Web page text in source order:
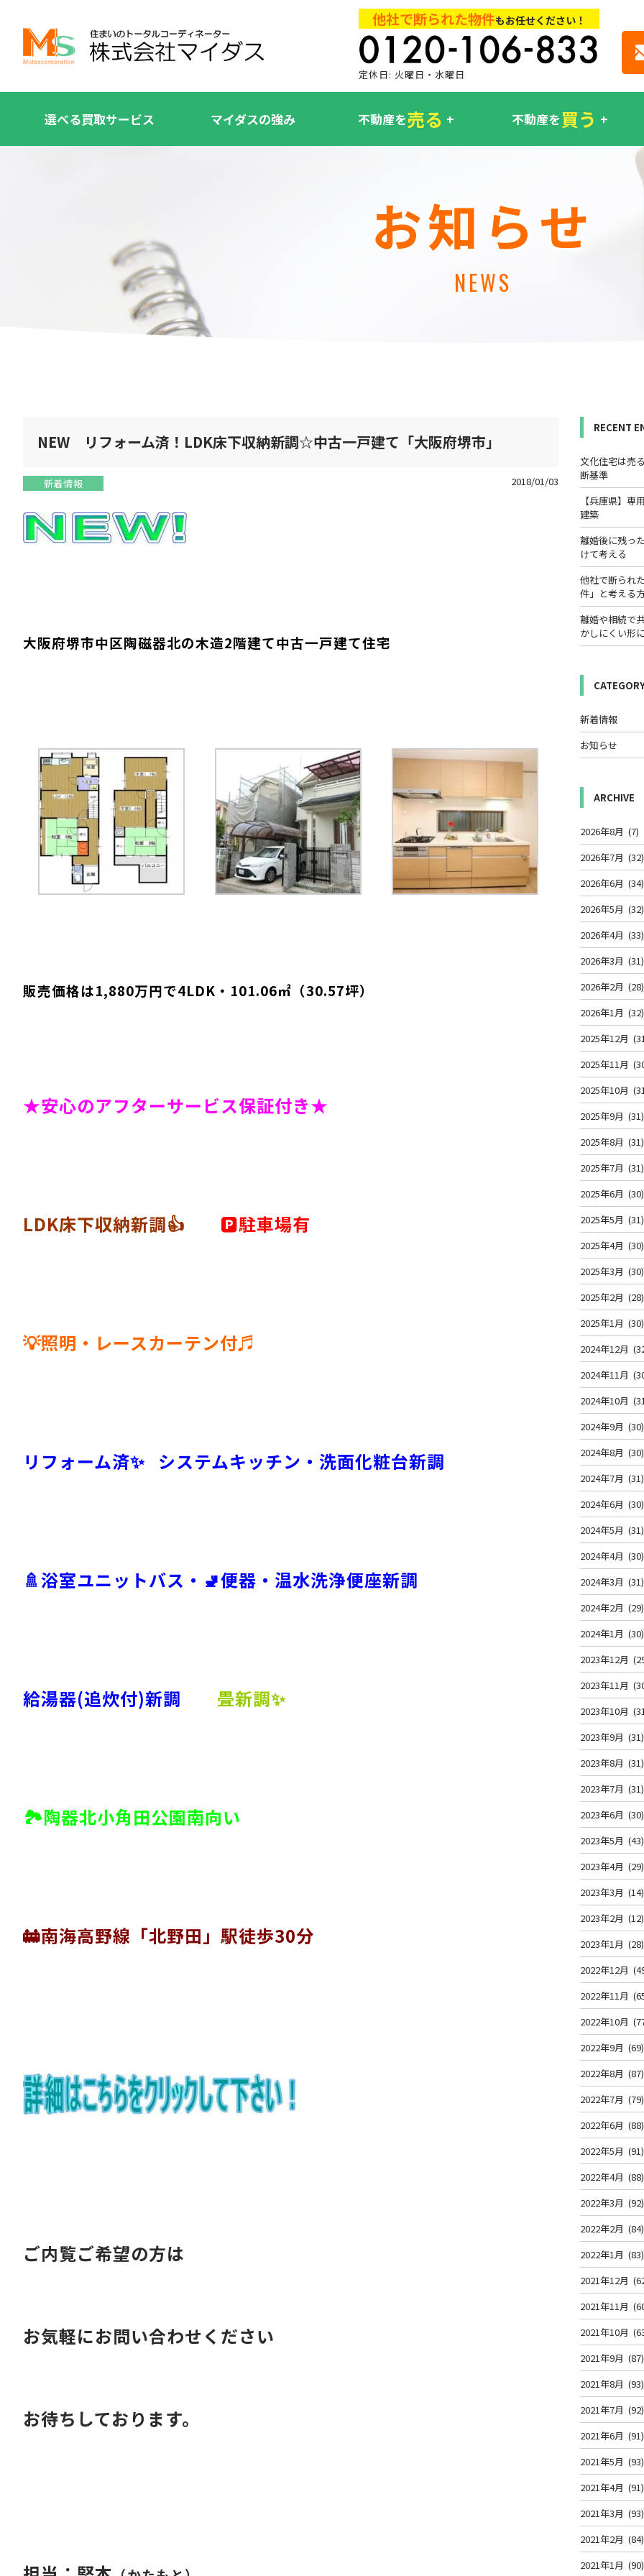
他社で断られた物件もお任せください！
定休日: 火曜日・水曜日
選べる買取サービス マイダスの強み 不動産を売る 不動産を買う
お知らせ
NEWS
NEW リフォーム済！LDK床下収納新調☆中古一戸建て「大阪府堺市」
新着情報 2018/01/03
大阪府堺市中区陶磁器北の木造2階建て中古一戸建て住宅
販売価格は1,880万円で4LDK・101.06㎡（30.57坪）
★安心のアフターサービス保証付き★
LDK床下収納新調👍 🅿駐車場有
💡照明・レースカーテン付♬
リフォーム済✨ システムキッチン・洗面化粧台新調
🚿浴室ユニットバス・🚽便器・温水洗浄便座新調
給湯器(追炊付)新調 畳新調✨
🏞陶器北小角田公園南向い
🚋南海高野線「北野田」駅徒歩30分
ご内覧ご希望の方は
お気軽にお問い合わせください
お待ちしております。
RECENT
文化住宅は売
断基準
【兵庫県】
建築
離婚後に残っ
けて考える
他社で断られ
件」と考える
離婚や相続で
かしにくい形
新着情報
お知らせ
ARCHIVE
2026年8月 (7)
2026年7月 (32)
2026年6月 (34)
2026年5月 (32)
2026年4月 (33)
2026年3月 (31)
2026年2月 (28)
2026年1月 (32)
2025年12月
2025年11月
2025年10月
2025年9月 (31)
2025年8月 (31)
2025年7月 (31)
2025年6月 (30)
2025年5月 (31)
2025年4月 (30)
2025年3月 (30)
2025年2月 (28)
2025年1月 (30)
2024年12月
2024年11月
2024年10月
2024年9月 (30)
2024年8月 (30)
2024年7月 (31)
2024年6月 (30)
2024年5月 (31)
2024年4月 (30)
2024年3月 (31)
2024年2月 (29)
2024年1月 (30)
2023年12月
2023年11月
2023年10月
2023年9月 (31)
2023年8月 (31)
2023年7月 (31)
2023年6月 (30)
2023年5月 (43)
2023年4月 (29)
2023年3月 (14)
2023年2月 (12)
2023年1月 (28)
2022年12月
2022年11月
2022年10月
2022年9月 (69)
2022年8月 (87)
2022年7月 (79)
2022年6月 (88)
2022年5月 (91)
2022年4月 (88)
2022年3月 (92)
2022年2月 (84)
2022年1月 (83)
2021年12月
2021年11月
2021年10月
2021年9月 (87)
2021年8月 (93)
2021年7月 (92)
2021年6月 (91)
2021年5月 (93)
2021年4月 (91)
2021年3月 (93)
2021年2月 (84)
2021年1月 (90)